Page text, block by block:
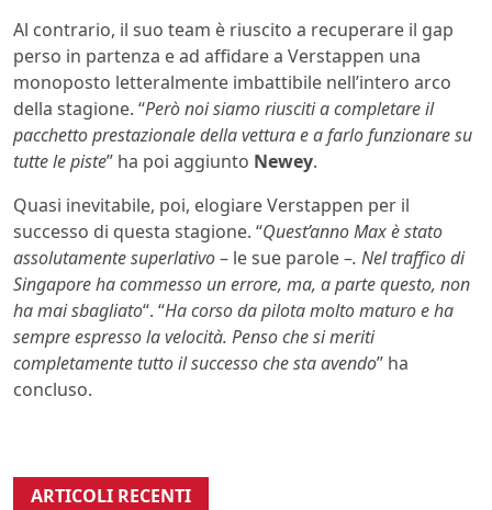
Al contrario, il suo team è riuscito a recuperare il gap
perso in partenza e ad affidare a Verstappen una
monoposto letteralmente imbattibile nell’intero arco
della stagione. “Però noi siamo riusciti a completare il
pacchetto prestazionale della vettura e a farlo funzionare su
tutte le piste” ha poi aggiunto Newey.
Quasi inevitabile, poi, elogiare Verstappen per il
successo di questa stagione. “Quest’anno Max è stato
assolutamente superlativo– le sue parole –. Nel traffico di
Singapore ha commesso un errore, ma, a parte questo, non
ha mai sbagliato“. “Ha corso da pilota molto maturo e ha
sempre espresso la velocità. Penso che si meriti
completamente tutto il successo che sta avendo” ha
concluso.
ARTICOLI RECENTI